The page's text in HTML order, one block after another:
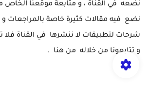
نضعه في القناة ، و متابعة موقعنا الخاص
نضع فيه مقالات كثيرة خاصة بالمراجعات و
شرحات لتطبيقات لا ننشرها في القناة فلا
و تتابعونا من خلاله من هنا .